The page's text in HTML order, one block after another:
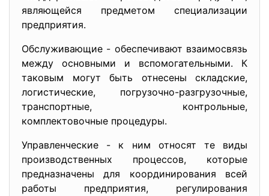
являющейся предметом специализации
предприятия.
Обслуживающие - обеспечивают взаимосвязь
между основными и вспомогательными. К
таковым могут быть отнесены складские,
логистические, погрузочно-разгрузочные,
транспортные, контрольные,
комплектовочные процедуры.
Управленческие - к ним относят те виды
производственных процессов, которые
предназначены для координирования всей
работы предприятия, регулирования